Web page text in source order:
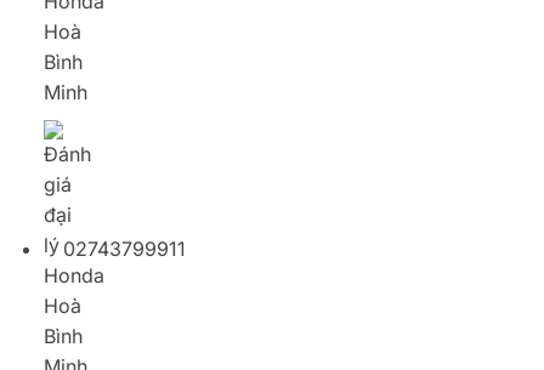
Xe máy Hòa Bình Minh 15 – An Phú
442 Đường D22, An Phú, Thuận An, Bình Dương,